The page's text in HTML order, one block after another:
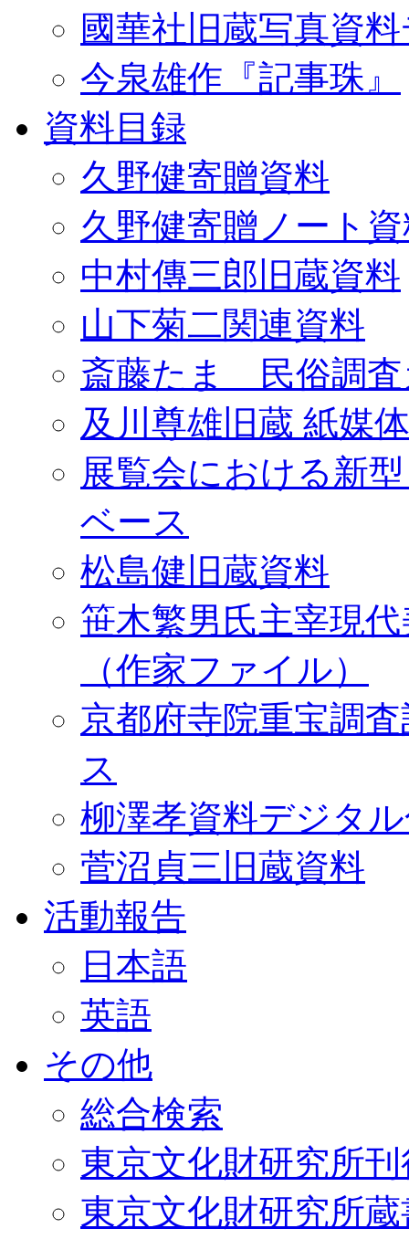
國華社旧蔵写真資
今泉雄作『記事珠』
資料目録
久野健寄贈資料
久野健寄贈ノート
中村傳三郎旧蔵資料
山下菊二関連資料
斎藤たま 民俗調査
及川尊雄旧蔵 紙媒
展覧会における新
ベース
松島健旧蔵資料
笹木繁男氏主宰現
（作家ファイル）
京都府寺院重宝調
ス
柳澤孝資料デジタ
菅沼貞三旧蔵資料
活動報告
日本語
英語
その他
総合検索
東京文化財研究所
東京文化財研究所